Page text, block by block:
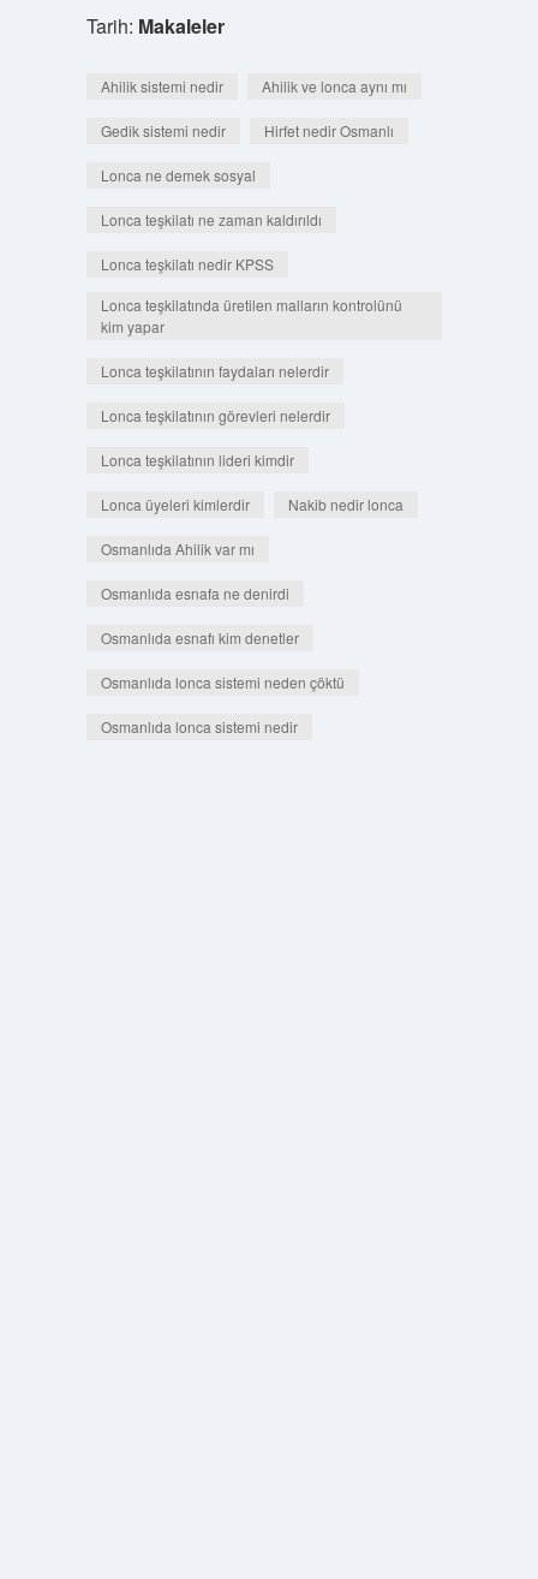
Tarih: Makaleler
Ahilik sistemi nedir Ahilik ve lonca aynı mı
Gedik sistemi nedir Hirfet nedir Osmanlı
Lonca ne demek sosyal
Lonca teşkilatı ne zaman kaldırıldı
Lonca teşkilatı nedir KPSS
Lonca teşkilatında üretilen malların kontrolünü
kim yapar
Lonca teşkilatının faydaları nelerdir
Lonca teşkilatının görevleri nelerdir
Lonca teşkilatının lideri kimdir
Lonca üyeleri kimlerdir Nakib nedir lonca
Osmanlıda Ahilik var mı
Osmanlıda esnafa ne denirdi
Osmanlıda esnafı kim denetler
Osmanlıda lonca sistemi neden çöktü
Osmanlıda lonca sistemi nedir